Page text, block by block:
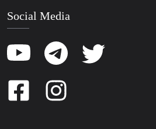
Social Media